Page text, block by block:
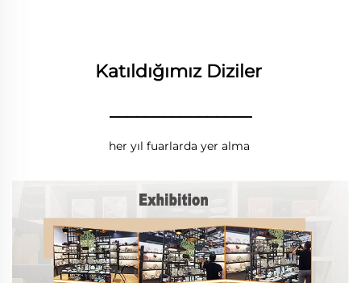
Katıldığımız Diziler
________________
her yıl fuarlarda yer alma